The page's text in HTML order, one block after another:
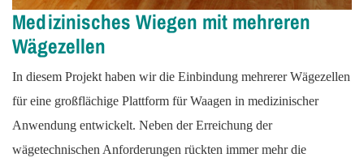
Medizinisches Wiegen mit mehreren
Wägezellen
In diesem Projekt haben wir die Einbindung mehrerer Wägezellen
für eine großflächige Plattform für Waagen in medizinischer
Anwendung entwickelt. Neben der Erreichung der
wägetechnischen Anforderungen rückten immer mehr die